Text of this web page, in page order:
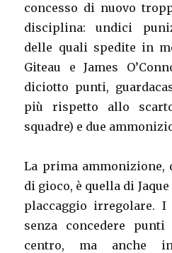
concesso di nuovo
disciplina: undici
delle quali spedite in
Giteau e James
diciotto punti,
più rispetto allo
squadre) e due
La prima
di gioco, è quella di
placcaggio irregolare. I
senza concedere
centro, ma anche